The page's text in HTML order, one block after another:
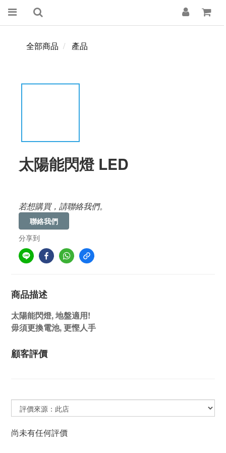
全部商品 產品
太陽能閃燈 LED
若想購買，請聯絡我們。
聯絡我們
分享到
商品描述
太陽能閃燈, 地盤適用!
毋須更換電池, 更慳人手
顧客評價
尚未有任何評價